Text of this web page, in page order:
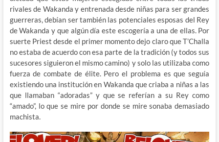
rivales de Wakanda y entrenada desde niñas para ser grandes
guerreras, debían ser también las potenciales esposas del Rey
de Wakanda y que algún día este escogería a una de ellas. Por
suerte Priest desde el primer momento dejo claro que T’Challa
no estaba de acuerdo con esa parte de la tradición (y todos sus
sucesores siguieron el mismo camino) y solo las utilizaba como
fuerza de combate de élite. Pero el problema es que seguía
existiendo una institución en Wakanda que criaba a niñas a las
que llamaban “adoradas” y que se referían a su Rey como
“amado”, lo que se mire por donde se mire sonaba demasiado
machista.